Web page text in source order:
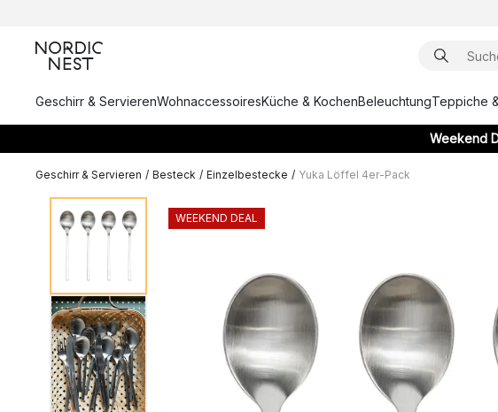
Geschirr & ServierenWohnaccessoiresKüche & KochenBeleuchtungTeppiche
Weekend
Geschirr & Servieren / Besteck / Einzelbestecke / Yuka Löffel 4er-Pack
WEEKEND DEAL